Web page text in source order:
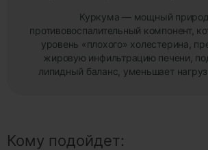
Куркума — мощный
противовоспалительный компонент,
уровень «плохого» холестерина,
жировую инфильтрацию печени,
липидный баланс, уменьшает
Кому подойдет: